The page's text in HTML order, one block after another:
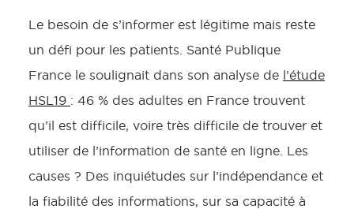
Le besoin de s’informer est légitime mais reste
un défi pour les patients. Santé Publique
France le soulignait dans son analyse de l’étude
HSL19 : 46 % des adultes en France trouvent
qu’il est difficile, voire très difficile de trouver et
utiliser de l’information de santé en ligne. Les
causes ? Des inquiétudes sur l’indépendance et
la fiabilité des informations, sur sa capacité à